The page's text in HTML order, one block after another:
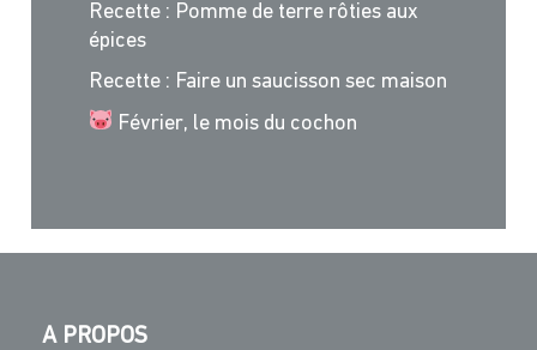
Recette : Pomme de terre rôties aux
épices
Recette : Faire un saucisson sec maison
Février, le mois du cochon
A PROPOS